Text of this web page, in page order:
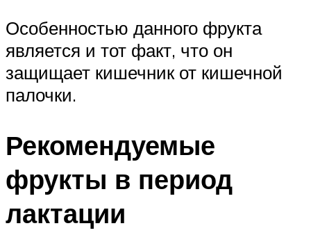
Особенностью данного фрукта
является и тот факт, что он
защищает кишечник от кишечной
палочки.
Рекомендуемые
фрукты в период
лактации